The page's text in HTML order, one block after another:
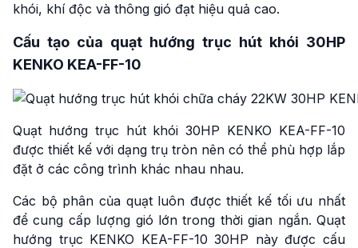
khói, khí độc và thông gió đạt hiệu quả cao.
Cấu tạo của quạt hướng trục hút khói 30HP
KENKO KEA-FF-10
Quạt hướng trục hút khói 30HP KENKO KEA-FF-10
được thiết kế với dạng trụ tròn nên có thể phù hợp lắp
đặt ở các công trình khác nhau nhau.
Các bộ phân của quạt luôn được thiết kế tối ưu nhất
để cung cấp lượng gió lớn trong thời gian ngắn. Quạt
hướng trục KENKO KEA-FF-10 30HP này được cấu